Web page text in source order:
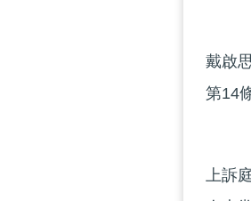
戴啟
第14
上訴